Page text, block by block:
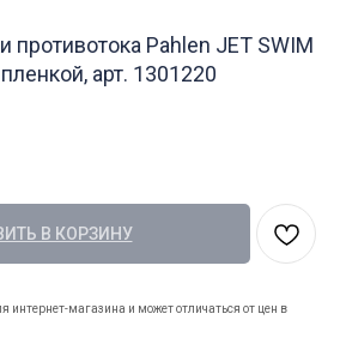
противотока Pahlen JET SWIM
арт. 1301220
В КОРЗИНУ
интернет-магазина и может отличаться от цен в